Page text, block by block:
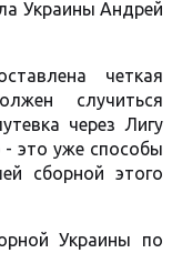
Украины Андрей
четкая
случиться
через Лигу
- это уже способы
сборной этого
Украины по